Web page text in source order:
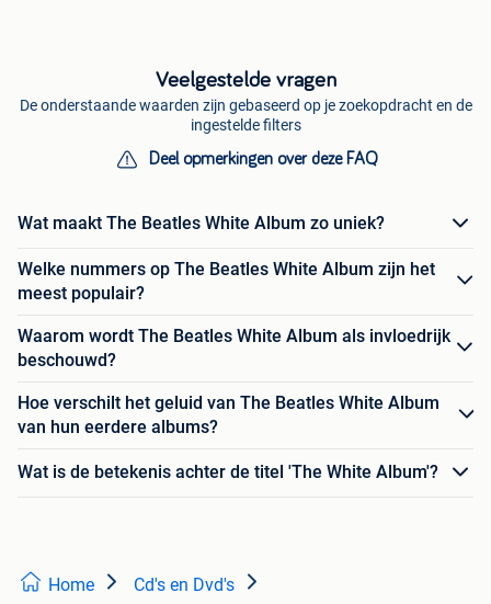
Veelgestelde vragen
De onderstaande waarden zijn gebaseerd op je zoekopdracht en de
ingestelde filters
Deel opmerkingen over deze FAQ
Wat maakt The Beatles White Album zo uniek?
Welke nummers op The Beatles White Album zijn het
meest populair?
Waarom wordt The Beatles White Album als invloedrijk
beschouwd?
Hoe verschilt het geluid van The Beatles White Album
van hun eerdere albums?
Wat is de betekenis achter de titel 'The White Album'?
Home Cd's en Dvd's